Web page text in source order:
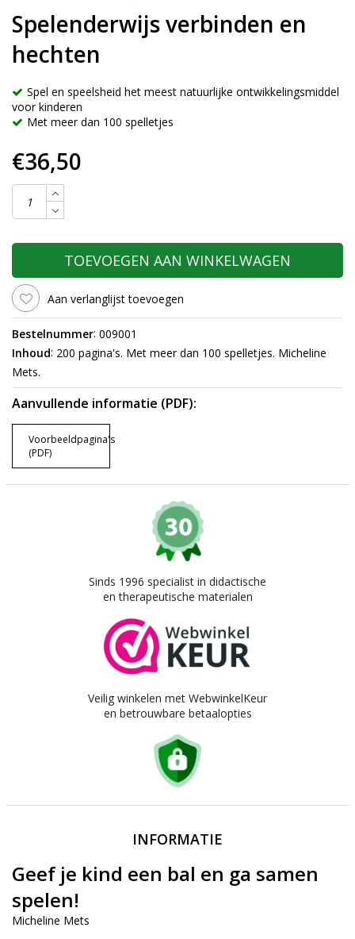
Spelenderwijs verbinden en
hechten
Spel en speelsheid het meest natuurlijke ontwikkelingsmiddel
voor kinderen
Met meer dan 100 spelletjes
€36,50
TOEVOEGEN AAN WINKELWAGEN
Aan verlanglijst toevoegen
Bestelnummer: 009001
Inhoud: 200 pagina's. Met meer dan 100 spelletjes. Micheline
Mets.
Aanvullende informatie (PDF):
Voorbeeldpagina's
(PDF)
Sinds 1996 specialist in didactische
en therapeutische materialen
Veilig winkelen met WebwinkelKeur
en betrouwbare betaalopties
INFORMATIE
Geef je kind een bal en ga samen
spelen!
Micheline Mets